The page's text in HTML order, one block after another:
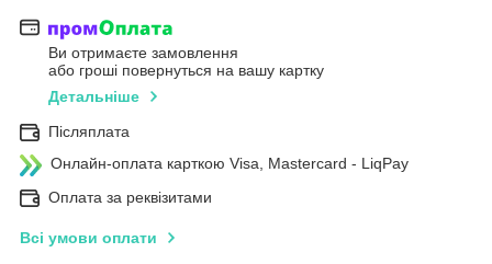
Ви отримаєте замовлення
або гроші повернуться на вашу картку
Детальніше
Післяплата
Онлайн-оплата карткою Visa, Mastercard - LiqPay
Оплата за реквізитами
Всі умови оплати